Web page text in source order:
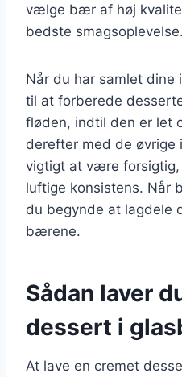
vælge bær af høj
bedste smagsoplevelse.
Når du har samlet dine
til at forberede
fløden, indtil den er let
derefter med de øvrige
vigtigt at være
luftige konsistens. Når
du begynde at lagdele
bærene.
Sådan laver
dessert i
At lave en cremet